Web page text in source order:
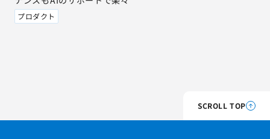
プロダクト
SCROLL TOP